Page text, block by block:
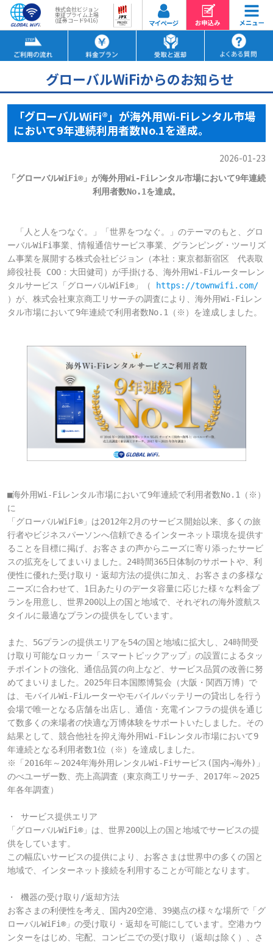
株式会社ビジョン
東証プライム上場
(証券コード9416)
グローバルWiFiからのお知らせ
「グローバルWiFi®」が海外用Wi-Fiレンタル市場
において9年連続利用者数No.1を達成。
2026-01-23
「グローバルWiFi®」が海外用Wi-Fiレンタル市場において9年連続
利用者数No.1を達成。
「人と人をつなぐ。」「世界をつなぐ。」のテーマのもと、グロ
ーバルWiFi事業、情報通信サービス事業、グランピング・ツーリズ
ム事業を展開する株式会社ビジョン（本社：東京都新宿区　代表取
締役社長 COO：大田健司）が手掛ける、海外用Wi-Fiルーターレン
タルサービス「グローバルWiFi®」（
https://townwifi.com/
）が、株式会社東京商工リサーチの調査により、海外用Wi-Fiレン
タル市場において9年連続で利用者数No.1（※）を達成しました。
■海外用Wi-Fiレンタル市場において9年連続で利用者数No.1（※）
に
「グローバルWiFi®」は2012年2月のサービス開始以来、多くの旅
行者やビジネスパーソンへ信頼できるインターネット環境を提供す
ることを目標に掲げ、お客さまの声からニーズに寄り添ったサービ
スの拡充をしてまいりました。24時間365日体制のサポートや、利
便性に優れた受け取り・返却方法の提供に加え、お客さまの多様な
ニーズに合わせて、1日あたりのデータ容量に応じた様々な料金プ
ランを用意し、世界200以上の国と地域で、それぞれの海外渡航ス
タイルに最適なプランの提供をしています。
また、5Gプランの提供エリアを54の国と地域に拡大し、24時間受
け取り可能なロッカー「スマートピックアップ」の設置によるタッ
チポイントの強化、通信品質の向上など、サービス品質の改善に努
めてまいりました。2025年日本国際博覧会（大阪・関西万博）で
は、モバイルWi-Fiルーターやモバイルバッテリーの貸出しを行う
会場で唯一となる店舗を出店し、通信・充電インフラの提供を通じ
て数多くの来場者の快適な万博体験をサポートいたしました。その
結果として、競合他社を抑え海外用Wi-Fiレンタル市場において9
年連続となる利用者数1位（※）を達成しました。
※「2016年～2024年海外用レンタルWi-Fiサービス(国内→海外)」
のべユーザー数、売上高調査（東京商工リサーチ、2017年～2025
年各年調査）
・ サービス提供エリア
「グローバルWiFi®」は、世界200以上の国と地域でサービスの提
供をしています。
この幅広いサービスの提供により、お客さまは世界中の多くの国と
地域で、インターネット接続を利用することが可能となります。
・ 機器の受け取り/返却方法
お客さまの利便性を考え、国内20空港、39拠点の様々な場所で「グ
ローバルWiFi®」の受け取り・返却を可能にしています。空港カウ
ンターをはじめ、宅配、コンビニでの受け取り（返却は除く）、さ